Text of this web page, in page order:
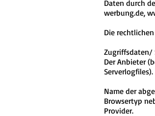
Daten durch
werbung.de,
Die
Zugriffsdaten/
Der Anbieter
Name der
Browsertyp
Provider.